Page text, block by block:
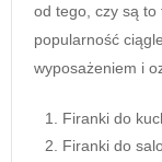
od tego, czy są to
popularność
wyposażeniem i
Firanki do
Firanki do